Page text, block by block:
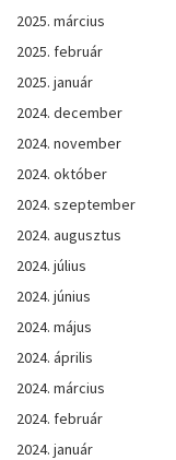
2025. március
2025. február
2025. január
2024. december
2024. november
2024. október
2024. szeptember
2024. augusztus
2024. július
2024. június
2024. május
2024. április
2024. március
2024. február
2024. január